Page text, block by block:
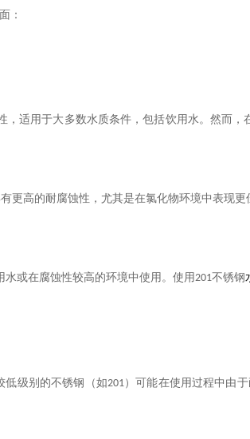
：
适用于大多数水质条件，包括饮用水。然而，
更高的耐腐蚀性，尤其是在氯化物环境中表现更
或在腐蚀性较高的环境中使用。使用201不锈钢
低级别的不锈钢（如201）可能在使用过程中由